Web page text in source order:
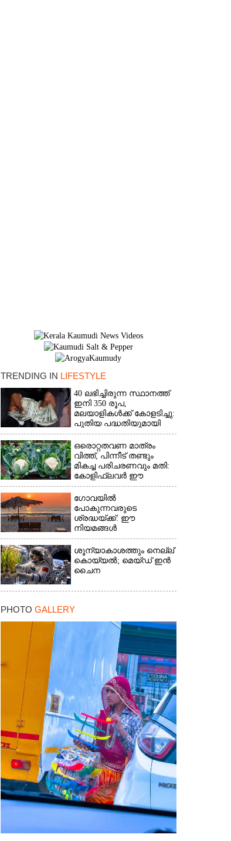
TRENDING IN LIFESTYLE
40 ലഭിച്ചിരുന്ന സ്ഥാനത്ത്
ഇനി 350 രൂപ,
മലയാളികൾക്ക് കോളടിച്ചു:
പുതിയ പദ്ധതിയുമായി
നാളികേര ബോർഡ്
ഒരൊറ്റതവണ മാത്രം
വിത്ത്, പിന്നീട് തണ്ടും
മികച്ച പരിചരണവും മതി:
കോളിഫ്ലവർ ഈ
രീതിയിലും കൃഷിചെയ്യാം
ഗോവയിൽ
പോകുന്നവരുടെ
ശ്രദ്ധയ്ക്ക്: ഈ
നിയമങ്ങൾ
പാലിക്കാത്തവർക്ക്
ഇനിമുതൽ ഒരു ലക്ഷം
രൂപവരെ പിഴ
ശൂന്യാകാശത്തും നെല്ല്
കൊയ്യൽ; മെയ്‌ഡ് ഇൻ
ചൈന
PHOTO GALLERY